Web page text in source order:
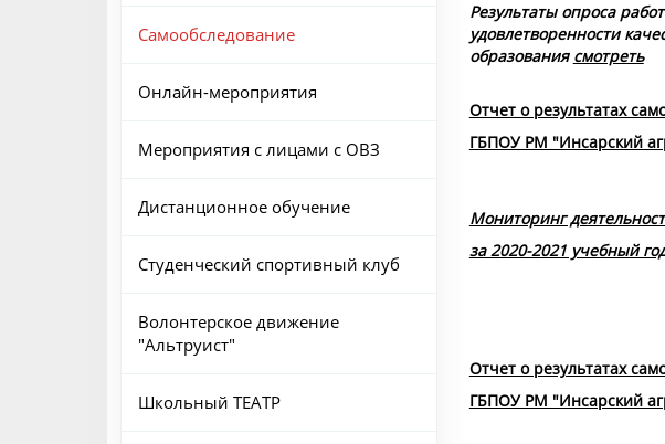
Результаты опроса
удовлетворенности
образования смотреть
Отчет о результатах
ГБПОУ РМ "Инсарский
Мониторинг
за 2020-2021 учебный
Отчет о результатах
ГБПОУ РМ "Инсарский
Самообследование
Онлайн-мероприятия
Мероприятия с лицами с ОВЗ
Дистанционное обучение
Студенческий спортивный клуб
Волонтерское движение
"Альтруист"
Школьный ТЕАТР